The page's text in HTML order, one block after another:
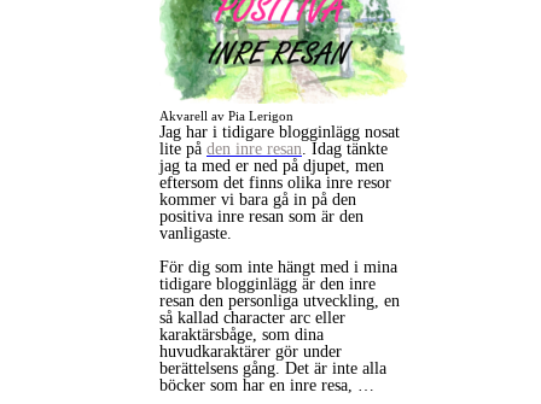
Akvarell av Pia Lerigon
Jag har i tidigare blogginlägg nosat
lite på den inre resan. Idag tänkte
jag ta med er ned på djupet, men
eftersom det finns olika inre resor
kommer vi bara gå in på den
positiva inre resan som är den
vanligaste.
För dig som inte hängt med i mina
tidigare blogginlägg är den inre
resan den personliga utveckling, en
så kallad character arc eller
karaktärsbåge, som dina
huvudkaraktärer gör under
berättelsens gång. Det är inte alla
böcker som har en inre resa, …